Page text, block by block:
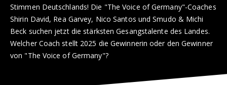
Stimmen Deutschlands! Die "The Voice of Germany"-Coaches
Shirin David, Rea Garvey, Nico Santos und Smudo & Michi
Beck suchen jetzt die stärksten Gesangstalente des Landes.
Welcher Coach stellt 2025 die Gewinnerin oder den Gewinner
von "The Voice of Germany"?